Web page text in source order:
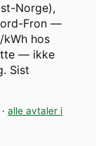
Norge),
Fron —
kWh hos
— ikke
Sist
· alle avtaler i